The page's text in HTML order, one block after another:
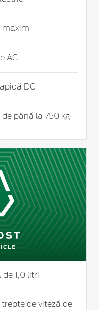
maxim
AC
DC
până la 750 kg
de 1,0 litri
de viteză de